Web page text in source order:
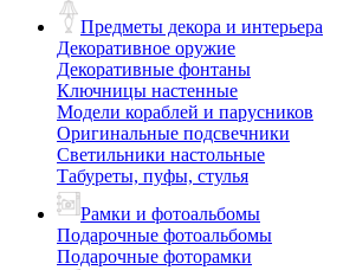
Предметы декора и интерьера
Декоративное оружие
Декоративные фонтаны
Ключницы настенные
Модели кораблей и парусников
Оригинальные подсвечники
Светильники настольные
Табуреты, пуфы, стулья
Рамки и фотоальбомы
Подарочные фотоальбомы
Подарочные фоторамки